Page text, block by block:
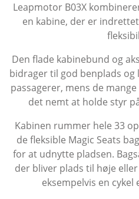
Leapmotor B03X
en kabine, der er
Den flade kabinebund og
bidrager til god benplads
passagerer, mens de
det nemt at holde styr
Kabinen rummer hele 33
de fleksible Magic Seats
for at udnytte pladsen.
der bliver plads til høje
eksempelvis en